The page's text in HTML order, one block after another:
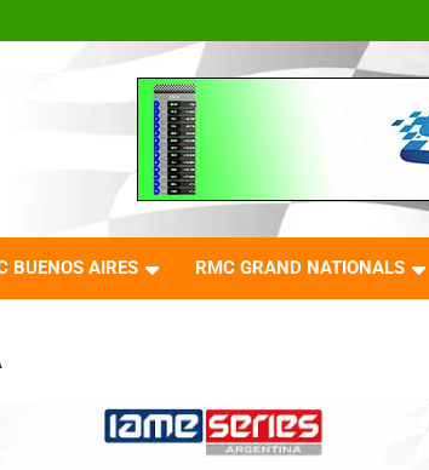
BUENOS AIRES RMC GRAND NATIONALS